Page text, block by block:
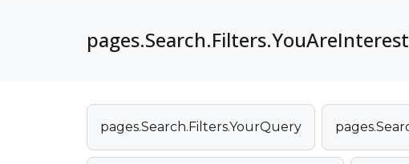
pages.Search.Filters.YourQuery